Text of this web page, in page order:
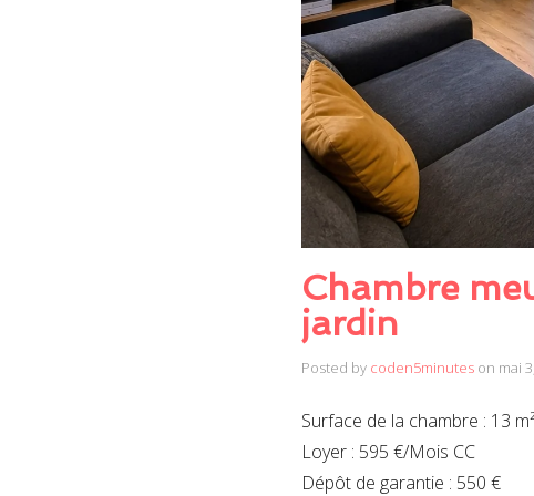
Chambre
jardin
Posted by coden5minutes on mai
Surface de la chambre : 13 m²
Loyer : 595 €/Mois CC
Dépôt de garantie : 550 €